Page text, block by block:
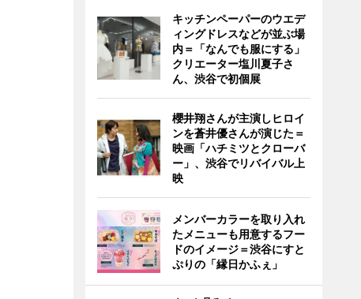
キッチンペーパーのウエデ
ィングドレスなどが並ぶ場
内＝「なんでも服にする」
クリエーター塩川夏子さ
ん、渋谷で初個展
櫻井翔さんが主演しヒロイ
ンを蒼井優さんが演じた＝
映画「ハチミツとクローバ
ー」、渋谷でリバイバル上
映
メンバーカラーを取り入れ
たメニューも用意するフー
ドのイメージ＝渋谷にすと
ぷりの「縁日かふぇ」